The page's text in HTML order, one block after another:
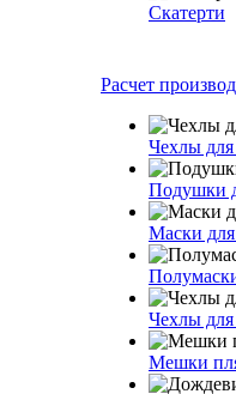
Скатерти
Расчет
Чехлы
Подушки
Маски для
Чехлы для
Мешки